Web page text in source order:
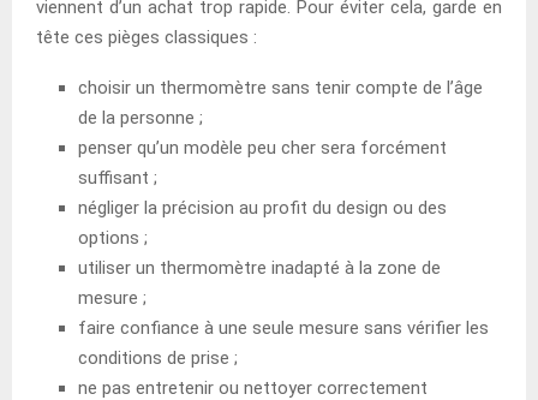
viennent d’un achat trop rapide. Pour éviter cela, garde en
tête ces pièges classiques :
choisir un thermomètre sans tenir compte de l’âge
de la personne ;
penser qu’un modèle peu cher sera forcément
suffisant ;
négliger la précision au profit du design ou des
options ;
utiliser un thermomètre inadapté à la zone de
mesure ;
faire confiance à une seule mesure sans vérifier les
conditions de prise ;
ne pas entretenir ou nettoyer correctement